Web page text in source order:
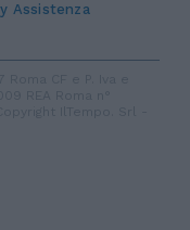
Assistenza